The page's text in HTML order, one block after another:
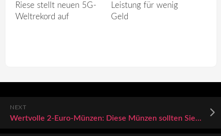
Riese stellt neuen 5G-
Weltrekord auf
Leistung für wenig
Geld
NEXT
Wertvolle 2-Euro-Münzen: Diese Münzen sollten Sie behalten